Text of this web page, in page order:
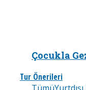
Çocukla
Tur Önerileri